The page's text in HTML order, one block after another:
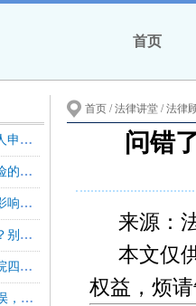
首页
央行：已故存款人的第一顺序继承人申请查询已故存款人账户交易明细的，银行业金融机构应当提供
雇主责任险解析：定义、与工伤保险的区别及工伤赔偿冲抵规则
法、检两院投诉律师以不正当方式影响依法办理案件，律协：撤销案件
法院执行局到底有多大的执行权力？别再把执行法官当"讨债公司"！
中国政法大学教授李建伟、青岛中院四级高级法官于梦：全体股东协议为何不能当然约束公司
律师写起诉状，最容易犯的 6 个错误，第 4 个尤其危险丨iCourt
首页 / 法律讲堂 /法律
问错
来源：
本文仅
权益，烦